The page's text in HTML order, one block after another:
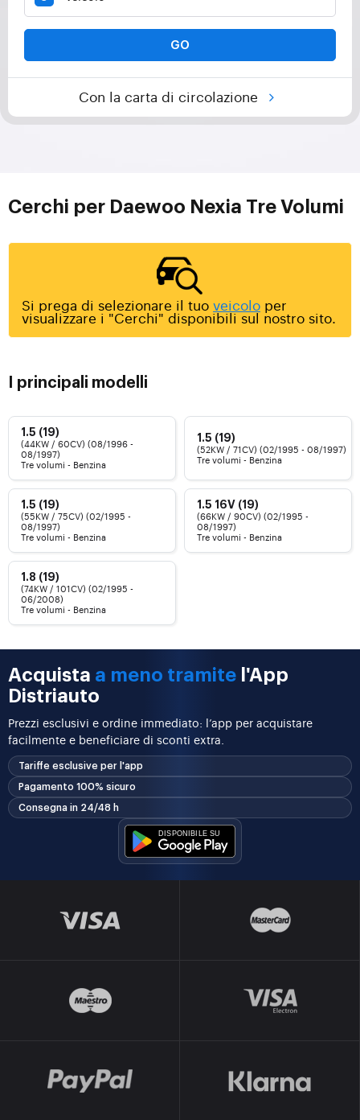
GO
Con la carta di circolazione
Cerchi per Daewoo Nexia Tre Volumi
Si prega di selezionare il tuo veicolo per
visualizzare i "Cerchi" disponibili sul nostro sito.
I principali modelli
1.5 (19)
(44KW / 60CV) (08/1996 -
08/1997)
Tre volumi - Benzina
1.5 (19)
(52KW / 71CV) (02/1995 - 08/1997)
Tre volumi - Benzina
1.5 (19)
(55KW / 75CV) (02/1995 -
08/1997)
Tre volumi - Benzina
1.5 16V (19)
(66KW / 90CV) (02/1995 -
08/1997)
Tre volumi - Benzina
1.8 (19)
(74KW / 101CV) (02/1995 -
06/2008)
Tre volumi - Benzina
Acquista a meno tramite l'App
Distriauto
Prezzi esclusivi e ordine immediato: l’app per acquistare
facilmente e beneficiare di sconti extra.
Tariffe esclusive per l'app
Pagamento 100% sicuro
Consegna in 24/48 h